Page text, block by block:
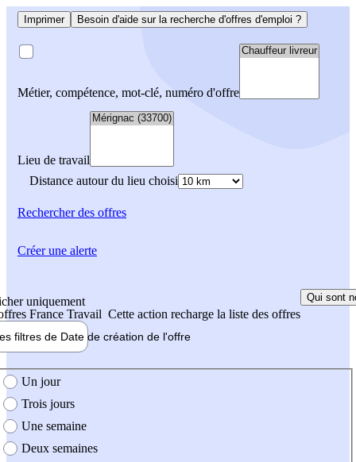
Imprimer Besoin d'aide sur la recherche d'offres d'emploi ?
Métier, compétence, mot-clé, numéro d'offre
Lieu de travail
Distance autour du lieu choisi
Rechercherdes offres
uniquement
France Travail Cette action recharge la liste des offres
Qui sont
filtres de Date de création de l'offre
création de l'offre
Un jour
Trois jours
Une semaine
Deux semaines
Créer une alerte